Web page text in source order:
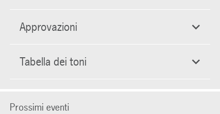
Approvazioni
Tabella dei toni
Prossimi eventi